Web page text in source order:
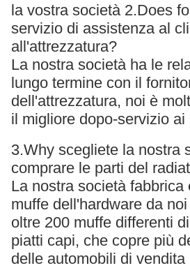
la vostra società 2.Does
servizio di assistenza al
all'attrezzatura?
La nostra società ha le
lungo termine con il
dell'attrezzatura, noi è
il migliore dopo-servizio ai
3.Why scegliete la nostra
comprare le parti del
La nostra società fabbrica
muffe dell'hardware da
oltre 200 muffe differenti
piatti capi, che copre più
delle automobili di vendita